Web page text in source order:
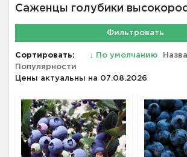
Саженцы голубики
Фильтровать
Сортировать: ↓ По умолчанию
Популярности
Цены актуальны на 07.08.2026